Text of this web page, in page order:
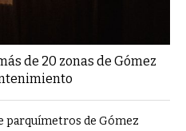
de 20 zonas de Gómez
parquímetros de Gómez